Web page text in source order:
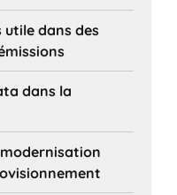
utile dans des
dans la